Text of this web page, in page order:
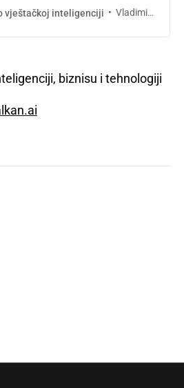
vještačkoj inteligenciji
Vladimir Sukara
biznisu i tehnologiji